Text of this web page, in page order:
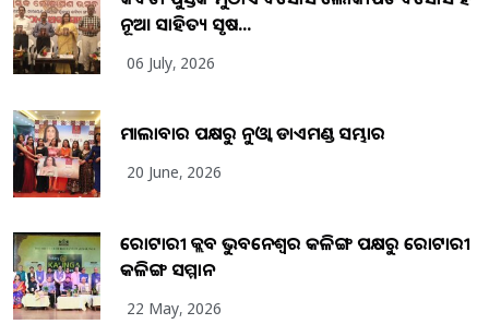
ନୂଆ ସାହିତ୍ୟ ସୃଷ...
06 July, 2026
ମାଲାବାର ପକ୍ଷରୁ ନୁଓ୍ବା ଡାଏମଣ୍ଡ ସମ୍ଭାର
20 June, 2026
ରୋଟାରୀ କ୍ଲବ ଭୁବନେଶ୍ୱର କଳିଙ୍ଗ ପକ୍ଷରୁ ରୋଟାରୀ
କଳିଙ୍ଗ ସମ୍ମାନ
22 May, 2026